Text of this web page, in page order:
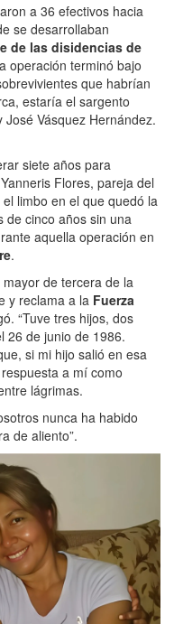
a 36 efectivos hacia
se desarrollaban
de las disidencias de
operación terminó bajo
que habrían
estaría el sargento
Vásquez Hernández.
siete años para
Flores, pareja del
limbo en el que quedó la
de cinco años sin una
aquella operación en
.
de tercera de la
y reclama a la Fuerza
“Tuve tres hijos, dos
26 de junio de 1986.
si mi hijo salió en esa
a mí como
lágrimas.
nunca ha habido
de aliento”.